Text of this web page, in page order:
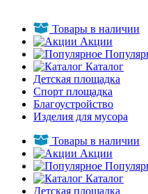
Товары в наличии
Акции
Каталог
Детская площадка
Спорт площадка
Благоустройство
Изделия для мусора
Товары в наличии
Акции
Каталог
Детская площадка